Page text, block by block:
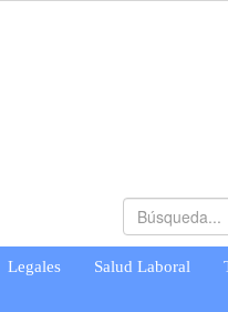
Legales Salud Laboral